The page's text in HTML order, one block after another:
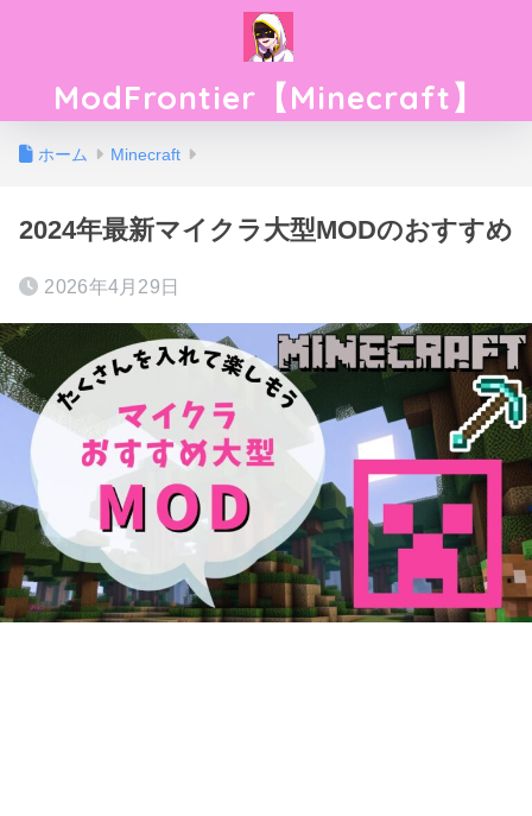
ModFrontier【Minecraft】
ホーム Minecraft
2024年最新マイクラ大型MODのおすすめ
2026年4月29日